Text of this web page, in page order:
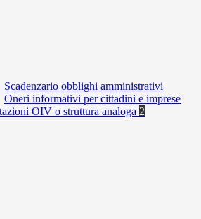
Scadenzario obblighi amministrativi
Oneri informativi per cittadini e imprese
OIV o struttura analoga 2